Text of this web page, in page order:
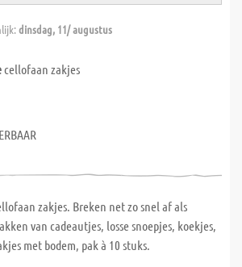
dinsdag, 11/ augustus
cellofaan zakjes
zakjes. Breken net zo snel af als
van cadeautjes, losse snoepjes, koekjes,
met bodem, pak à 10 stuks.